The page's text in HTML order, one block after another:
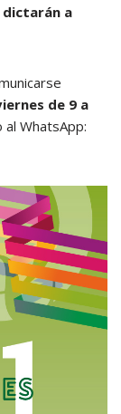
dictarán a
de 9 a
al WhatsApp: